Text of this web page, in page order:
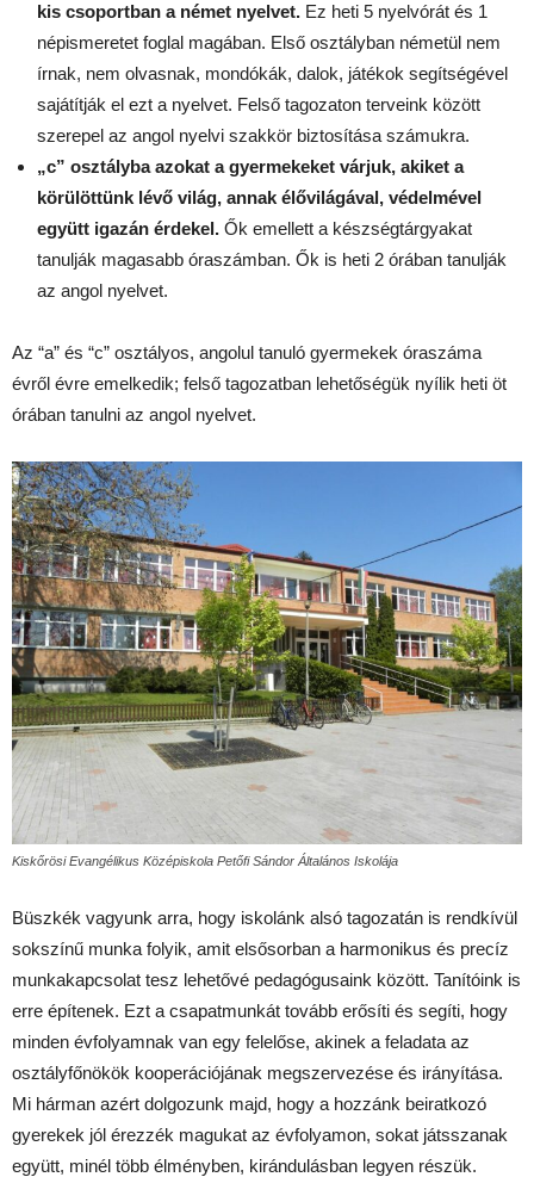
kis csoportban a német nyelvet. Ez heti 5 nyelvórát és 1
népismeretet foglal magában. Első osztályban németül nem
írnak, nem olvasnak, mondókák, dalok, játékok segítségével
sajátítják el ezt a nyelvet. Felső tagozaton terveink között
szerepel az angol nyelvi szakkör biztosítása számukra.
„c” osztályba azokat a gyermekeket várjuk, akiket a
körülöttünk lévő világ, annak élővilágával, védelmével
együtt igazán érdekel. Ők emellett a készségtárgyakat
tanulják magasabb óraszámban. Ők is heti 2 órában tanulják
az angol nyelvet.
Az “a” és “c” osztályos, angolul tanuló gyermekek óraszáma
évről évre emelkedik; felső tagozatban lehetőségük nyílik heti öt
órában tanulni az angol nyelvet.
Kiskőrösi Evangélikus Középiskola Petőfi Sándor Általános Iskolája
Büszkék vagyunk arra, hogy iskolánk alsó tagozatán is rendkívül
sokszínű munka folyik, amit elsősorban a harmonikus és precíz
munkakapcsolat tesz lehetővé pedagógusaink között. Tanítóink is
erre építenek. Ezt a csapatmunkát tovább erősíti és segíti, hogy
minden évfolyamnak van egy felelőse, akinek a feladata az
osztályfőnökök kooperációjának megszervezése és irányítása.
Mi hárman azért dolgozunk majd, hogy a hozzánk beiratkozó
gyerekek jól érezzék magukat az évfolyamon, sokat játsszanak
együtt, minél több élményben, kirándulásban legyen részük.